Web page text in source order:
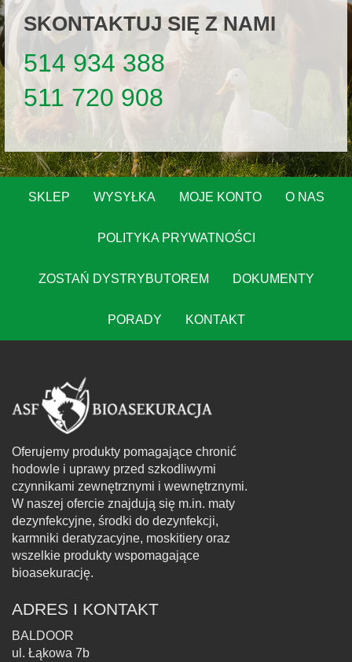
SKONTAKTUJ SIĘ Z NAMI
514 934 388
511 720 908
SKLEP WYSYŁKA MOJE KONTO O NAS
POLITYKA PRYWATNOŚCI
ZOSTAŃ DYSTRYBUTOREM DOKUMENTY
PORADY KONTAKT
Oferujemy produkty pomagające chronić
hodowle i uprawy przed szkodliwymi
czynnikami zewnętrznymi i wewnętrznymi.
W naszej ofercie znajdują się m.in. maty
dezynfekcyjne, środki do dezynfekcji,
karmniki deratyzacyjne, moskitiery oraz
wszelkie produkty wspomagające
bioasekurację.
ADRES I KONTAKT
BALDOOR
ul. Łąkowa 7b